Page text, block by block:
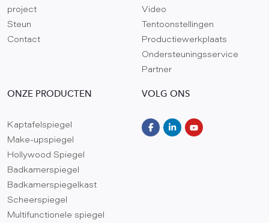
project
Steun
Contact
Video
Tentoonstellingen
Productiewerkplaats
Ondersteuningsservice
Partner
ONZE PRODUCTEN
Kaptafelspiegel
Make-upspiegel
Hollywood Spiegel
Badkamerspiegel
Badkamerspiegelkast
Scheerspiegel
Multifunctionele spiegel
VOLG ONS